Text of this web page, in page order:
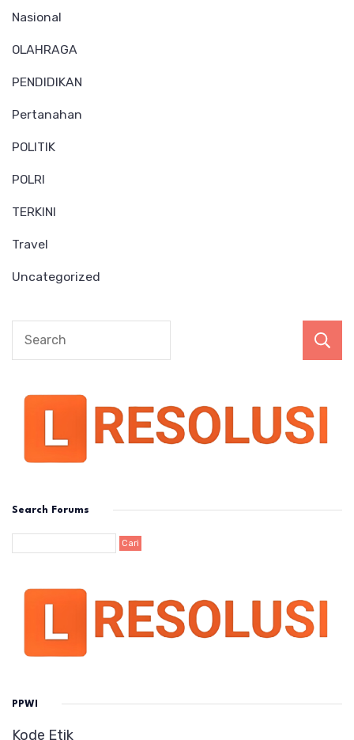
Nasional
OLAHRAGA
PENDIDIKAN
Pertanahan
POLITIK
POLRI
TERKINI
Travel
Uncategorized
Search Forums
PPWI
Kode Etik